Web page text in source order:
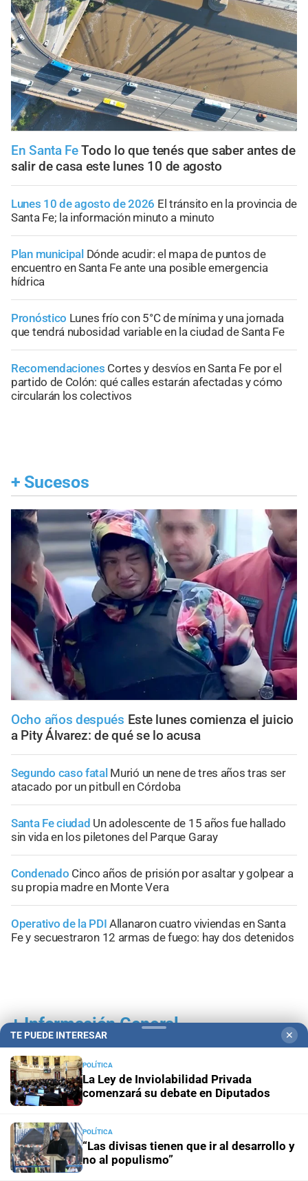
En Santa FeTodo lo que tenés que saber antes de
salir de casa este lunes 10 de agosto
Lunes 10 de agosto de 2026 El tránsito en la provincia de
Santa Fe; la información minuto a minuto
Plan municipal Dónde acudir: el mapa de puntos de
encuentro en Santa Fe ante una posible emergencia
hídrica
Pronóstico Lunes frío con 5°C de mínima y una jornada
que tendrá nubosidad variable en la ciudad de Santa Fe
Recomendaciones Cortes y desvíos en Santa Fe por el
partido de Colón: qué calles estarán afectadas y cómo
circularán los colectivos
+ Sucesos
Ocho años después Este lunes comienza el juicio
a Pity Álvarez: de qué se lo acusa
Segundo caso fatal Murió un nene de tres años tras ser
atacado por un pitbull en Córdoba
Santa Fe ciudad Un adolescente de 15 años fue hallado
sin vida en los piletones del Parque Garay
Condenado Cinco años de prisión por asaltar y golpear a
su propia madre en Monte Vera
Operativo de la PDI Allanaron cuatro viviendas en Santa
Fe y secuestraron 12 armas de fuego: hay dos detenidos
+Información General
TE PUEDE INTERESAR ✕
POLÍTICA
La Ley de Inviolabilidad Privada
comenzará su debate en Diputados
POLÍTICA
“Las divisas tienen que ir al desarrollo y
no al populismo”